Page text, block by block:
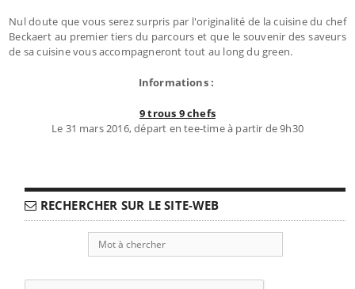
Nul doute que vous serez surpris par l'originalité de la cuisine du chef
Beckaert au premier tiers du parcours et que le souvenir des saveurs
de sa cuisine vous accompagneront tout au long du green.
Informations :
9 trous 9 chefs
Le 31 mars 2016, départ en tee-time à partir de 9h30
RECHERCHER SUR LE SITE-WEB